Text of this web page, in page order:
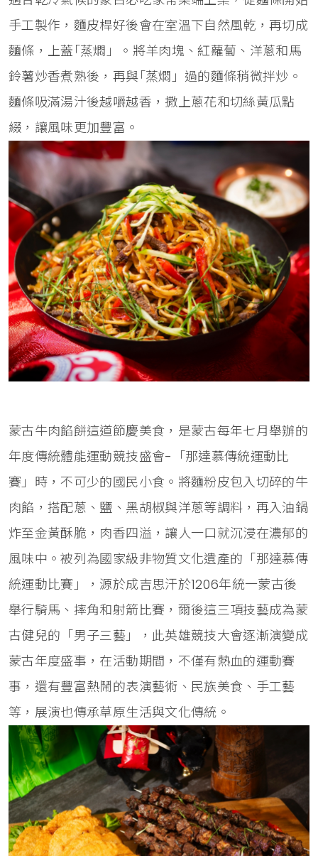
手工製作，麵皮桿好後會在室溫下自然風乾，再切成
麵條，上蓋｢蒸燜」。將羊肉塊、紅蘿蔔、洋蔥和馬
鈴薯炒香煮熟後，再與｢蒸燜」過的麵條稍微拌炒。
麵條吸滿湯汁後越嚼越香，撒上蔥花和切絲黃瓜點
綴，讓風味更加豐富。
蒙古牛肉餡餅這道節慶美食，是蒙古每年七月舉辦的
年度傳統體能運動競技盛會-「那達慕傳統運動比
賽」時，不可少的國民小食。將麵粉皮包入切碎的牛
肉餡，搭配蔥、鹽、黑胡椒與洋蔥等調料，再入油鍋
炸至金黃酥脆，肉香四溢，讓人一口就沉浸在濃郁的
風味中。被列為國家級非物質文化遺產的「那達慕傳
統運動比賽」，源於成吉思汗於1206年統一蒙古後
舉行騎馬、摔角和射箭比賽，爾後這三項技藝成為蒙
古健兒的「男子三藝」，此英雄競技大會逐漸演變成
蒙古年度盛事，在活動期間，不僅有熱血的運動賽
事，還有豐富熱鬧的表演藝術、民族美食、手工藝
等，展演也傳承草原生活與文化傳統。